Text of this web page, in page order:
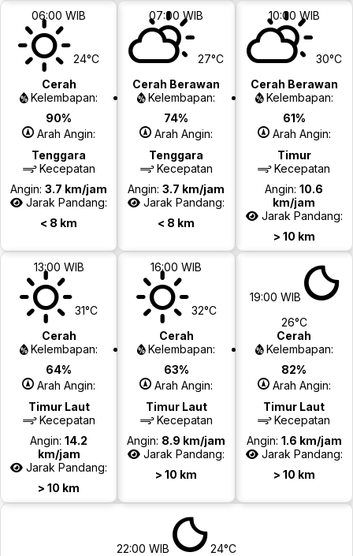
06:00 WIB
24°C
Cerah
Kelembapan:
90%
Arah Angin:
Tenggara
Kecepatan
Angin:3.7 km/jam
Jarak Pandang:
< 8 km
07:00 WIB
27°C
Cerah Berawan
Kelembapan:
74%
Arah Angin:
Tenggara
Kecepatan
Angin:3.7 km/jam
Jarak Pandang:
< 8 km
10:00 WIB
30°C
Cerah Berawan
Kelembapan:
61%
Arah Angin:
Timur
Kecepatan
Angin:10.6
km/jam
Jarak Pandang:
> 10 km
13:00 WIB
31°C
Cerah
Kelembapan:
64%
Arah Angin:
Timur Laut
Kecepatan
Angin:14.2
km/jam
Jarak Pandang:
> 10 km
16:00 WIB
32°C
Cerah
Kelembapan:
63%
Arah Angin:
Timur Laut
Kecepatan
Angin: 8.9 km/jam
Jarak Pandang:
> 10 km
19:00 WIB
26°C
Cerah
Kelembapan:
82%
Arah Angin:
Timur Laut
Kecepatan
Angin: 1.6 km/jam
Jarak Pandang:
> 10 km
22:00 WIB
24°C